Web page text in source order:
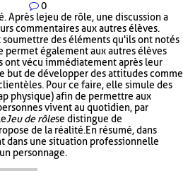
0
le jeu de rôle, une discussion a
commentaires aux autres élèves.
soumettre des éléments qu'ils ont notés
permet également aux autres élèves
ont vécu immédiatement après leur
but de développer des attitudes comme
Pour ce faire, elle simule des
physique) afin de permettre aux
vivent au quotidien, par
Jeu de rôlese distingue de
de la réalité. En résumé, dans
dans une situation professionnelle
personnage.